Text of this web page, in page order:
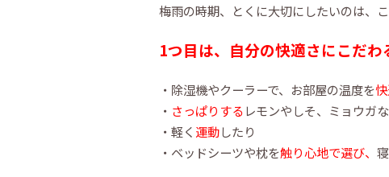
梅雨の時期、とくに大切にしたいのは、こ
1つ目は、 自分の快適さにこだわ
・除湿機やクーラーで、お部屋の温度を
・ さっぱりするレモンやしそ、ミョウガ
・軽く 運動したり
・ベッドシーツや枕を触り心地で選び、